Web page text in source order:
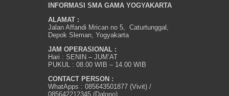
INFORMASI SMA GAMA YOGYAKARTA
ALAMAT :
Jalan Affandi Mrican no 5, Caturtunggal,
Depok Sleman, Yogyakarta
JAM OPERASIONAL :
Hari : SENIN – JUM’AT
PUKUL : 08.00 WIB – 14.00 WIB
CONTACT PERSON :
WhatApps : 085643501877 (Vivit) /
085642212345 (Dalono)